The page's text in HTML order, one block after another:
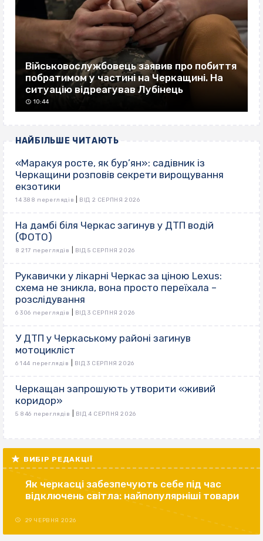
Військовослужбовець заявив про побиття
побратимом у частині на Черкащині. На
ситуацію відреагував Лубінець
10:44
НАЙБІЛЬШЕ ЧИТАЮТЬ
«Маракуя росте, як бур’ян»: садівник із
Черкащини розповів секрети вирощування
екзотики
14 388 переглядів ВІД 2 СЕРПНЯ 2026
На дамбі біля Черкас загинув у ДТП водій
(ФОТО)
8 217 переглядів ВІД 5 СЕРПНЯ 2026
Рукавички у лікарні Черкас за ціною Lexus:
схема не зникла, вона просто переїхала –
розслідування
6 306 переглядів ВІД 3 СЕРПНЯ 2026
У ДТП у Черкаському районі загинув
мотоцикліст
6 144 переглядів ВІД 3 СЕРПНЯ 2026
Черкащан запрошують утворити «живий
коридор»
5 846 переглядів ВІД 4 СЕРПНЯ 2026
ВИБІР РЕДАКЦІЇ
Як черкасці забезпечують себе під час
відключень світла: найпопулярніші товари
29 ЧЕРВНЯ 2026